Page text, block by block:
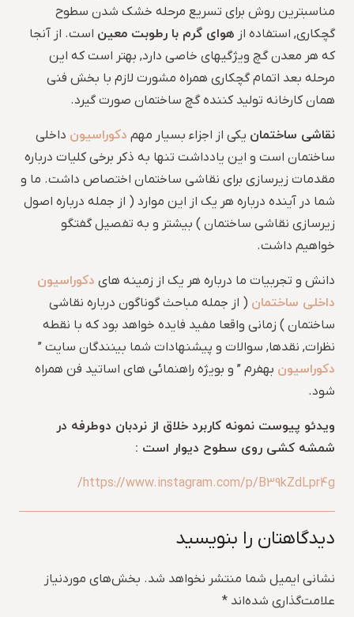
مناسبترین روش برای تسریع مرحله خشک شدن سطوح
گچکاری, استفاده از هوای گرم با رطوبت معین است. از آنجا
که هر معدن گچ ویژگیهای خاصی دارد, بهتر است که این
مرحله بعد اتمام گچکاری همراه مشورت لازم با بخش فنی
همان کارخانه تولید کننده گچ ساختمان صورت گیرد.
نقاشی ساختمان یکی از اجزاء بسیار مهم دکوراسیون داخلی
ساختمان است و این یادداشت تنها به ذکر برخی کلیات درباره
مقدمات زیرسازی برای نقاشی ساختمان اختصاص داشت. ما و
شما در آینده درباره هر یک از این موارد ( از جمله درباره اصول
زیرسازی نقاشی ساختمان ) بیشتر و به تفصیل گفتگو
خواهیم داشت.
دانش و تجربیات ما درباره هر یک از زمینه های دکوراسیون
داخلی ساختمان ( از جمله مباحث گوناگون درباره نقاشی
ساختمان ) زمانی واقعا مفید فایده خواهد بود که با نقطه
نظرات, نقدها, سوالات و پیشنهادات شما بینندگان سایت ”
دکوراسیون بهفرم ” و بویژه راهنمائی های اساتید فن همراه
شود.
ویدئو پیوست نمونه کاربرد خلاق از نردبان دوطرفه در
شمشه کشی روی سطوح دیوار است :
https://www.instagram.com/p/B39kZdLpr4g/
دیدگاهتان را بنویسید
نشانی ایمیل شما منتشر نخواهد شد. بخش‌های موردنیاز
علامت‌گذاری شده‌اند *